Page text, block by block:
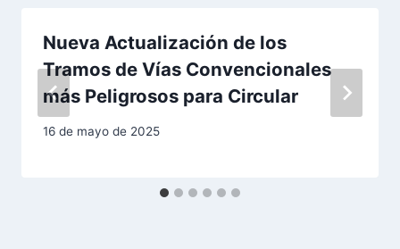
Nueva Actualización de los
Tramos de Vías Convencionales
más Peligrosos para Circular
16 de mayo de 2025